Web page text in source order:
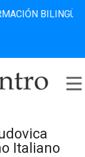
BILINGÜE
Italiano